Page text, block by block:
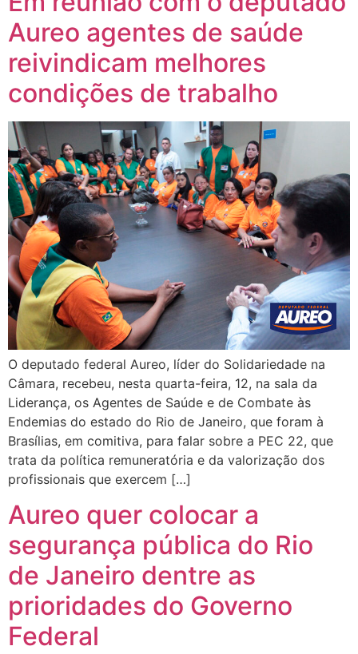
Aureo agentes de saúde
reivindicam melhores
condições de trabalho
O deputado federal Aureo, líder do Solidariedade na
Câmara, recebeu, nesta quarta-feira, 12, na sala da
Liderança, os Agentes de Saúde e de Combate às
Endemias do estado do Rio de Janeiro, que foram à
Brasílias, em comitiva, para falar sobre a PEC 22, que
trata da política remuneratória e da valorização dos
profissionais que exercem […]
Aureo quer colocar a
segurança pública do Rio
de Janeiro dentre as
prioridades do Governo
Federal